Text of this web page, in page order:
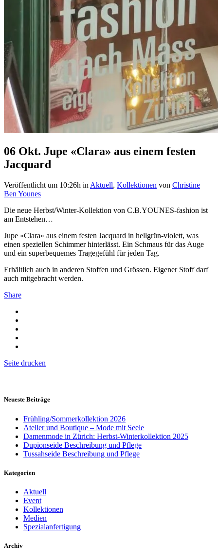
06 Okt. Jupe «Clara» aus einem festen
Jacquard
Veröffentlicht um 10:26h in Aktuell, Kollektionen von Christine
Ben Younes
Die neue Herbst/Winter-Kollektion von C.B.YOUNES-fashion ist
am Entstehen…
Jupe «Clara» aus einem festen Jacquard in hellgrün-violett, was
einen speziellen Schimmer hinterlässt. Ein Schmaus für das Auge
und ein superbequemes Tragegefühl für jeden Tag.
Erhältlich auch in anderen Stoffen und Grössen. Eigener Stoff darf
auch mitgebracht werden.
Share
Seite drucken
Neueste Beiträge
Frühling/Sommerkollektion 2026
Atelier und Boutique – Mode mit Seele
Damenmode in Zürich: Herbst-Winterkollektion 2025
Dupionseide Beschreibung und Pflege
Tussahseide Beschreibung und Pflege
Kategorien
Aktuell
Event
Kollektionen
Medien
Spezialanfertigung
Archiv